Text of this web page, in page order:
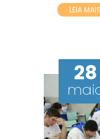
LEIA MAIS
28